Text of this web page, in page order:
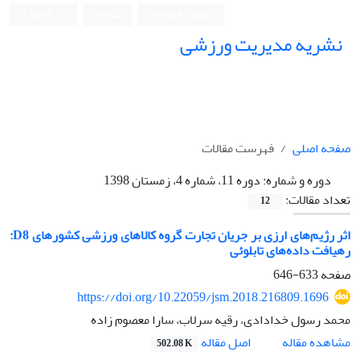
نشریه مدیریت ورزشی
صفحه اصلی
فهرست مقالات
دوره و شماره:دوره 11، شماره 4، زمستان 1398
تعداد مقالات:
12
اثر رژیم‌های ارزی بر جریان تجارت گروه کالاهای ورزشی کشورهای D8:
رهیافت داده‌های تابلوئی
صفحه633-646
https://doi.org/10.22059/jsm.2018.216809.1696
محمد رسول خدادادی، رقیه سرلاب، سارا معصوم زاده
مشاهده مقاله
اصل مقاله 502.08 K